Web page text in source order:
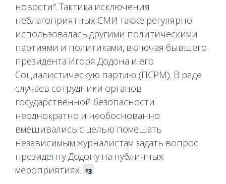
новости". Тактика исключения
неблагоприятных СМИ также регулярно
использовалась другими политическими
партиями и политиками, включая бывшего
президента Игоря Додона и его
Социалистическую партию (ПСРМ). В ряде
случаев сотрудники органов
государственной безопасности
неоднократно и необоснованно
вмешивались с целью помешать
независимым журналистам задать вопрос
президенту Додону на публичных
мероприятиях. 13